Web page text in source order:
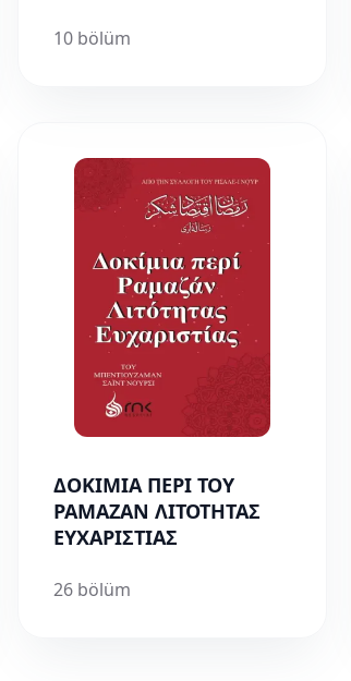
10 bölüm
ΔΟΚΙΜΙΑ ΠΕΡΙ ΤΟΥ
ΡΑΜΑΖΑΝ ΛΙΤΟΤΗΤΑΣ
ΕΥΧΑΡΙΣΤΙΑΣ
26 bölüm